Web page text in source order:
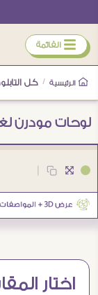
ÿ القائمة
الرئيسية / كل
لوحات مودرن
اختار